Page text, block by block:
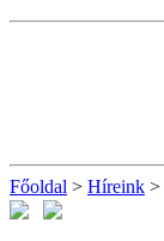
Főoldal > Híreink >